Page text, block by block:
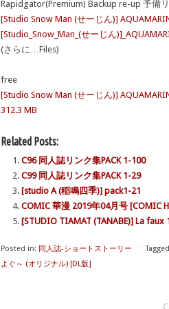
Rapidgator(Premium) Backup re-up 予備
[Studio Snow Man (せーじん)]
[Studio_Snow_Man_(せーじん
(さらに…Files)
free
[Studio Snow Man (せーじん)]
312.3 MB
Related Posts:
C96 同人誌リンク集PACK 1-100
C99 同人誌リンク集PACK 1-29
[studio A (稲鳴四季)] pack1-21
COMIC 華漫 2019年04月号 [COMIC
[STUDIO TIAMAT (TANABE)] La faux
Posted in: 同人誌-ショートストーリー ⋅
よぐ～ (オリジナル) [DL版]